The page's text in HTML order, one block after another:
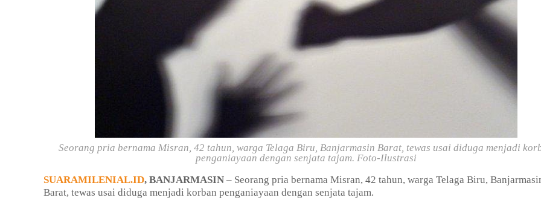
Seorang pria bernama Misran, 42 tahun, warga Telaga Biru, Banjarmasin Barat, tewas usai diduga menjadi
penganiayaan dengan senjata tajam. Foto-Ilustrasi
SUARAMILENIAL.ID, BANJARMASIN – Seorang pria bernama Misran, 42 tahun, warga Telaga Biru,
Barat, tewas usai diduga menjadi korban penganiayaan dengan senjata tajam.